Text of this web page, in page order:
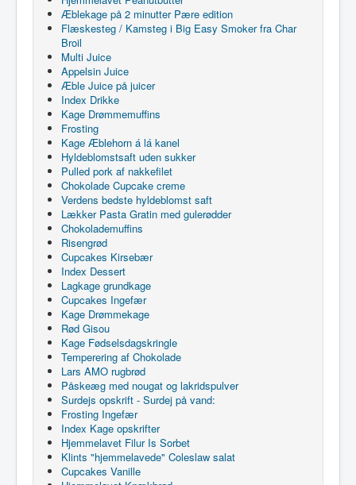
Æblekage på 2 minutter Pære edition
Flæskesteg / Kamsteg i Big Easy Smoker fra Char
Broil
Multi Juice
Appelsin Juice
Æble Juice på juicer
Index Drikke
Kage Drømmemuffins
Frosting
Kage Æblehorn á lá kanel
Hyldeblomstsaft uden sukker
Pulled pork af nakkefilet
Chokolade Cupcake creme
Verdens bedste hyldeblomst saft
Lækker Pasta Gratin med gulerødder
Chokolademuffins
Risengrød
Cupcakes Kirsebær
Index Dessert
Lagkage grundkage
Cupcakes Ingefær
Kage Drømmekage
Rød Gisou
Kage Fødselsdagskringle
Temperering af Chokolade
Lars AMO rugbrød
Påskeæg med nougat og lakridspulver
Surdejs opskrift - Surdej på vand:
Frosting Ingefær
Index Kage opskrifter
Hjemmelavet Filur Is Sorbet
Klints "hjemmelavede" Coleslaw salat
Cupcakes Vanille